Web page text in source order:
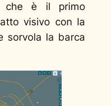
che è il primo
visivo con la
sorvola la barca